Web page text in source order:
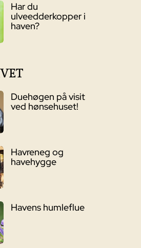
Har du
ulveedderkopper i
haven?
Duehøgen på visit
ved hønsehuset!
Havreneg og
havehygge
Havens humleflue